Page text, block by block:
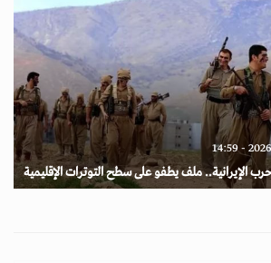
الإيرانية.. ملف يطفو على سطح التوترات الإقليمية